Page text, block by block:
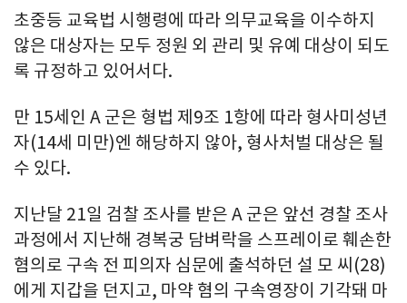
초중등 교육법 시행령에 따라 의무교육을 이수하지
않은 대상자는 모두 정원 외 관리 및 유예 대상이 되도
록 규정하고 있어서다.
만 15세인 A 군은 형법 제9조 1항에 따라 형사미성년
자(14세 미만)엔 해당하지 않아, 형사처벌 대상은 될
수 있다.
지난달 21일 검찰 조사를 받은 A 군은 앞선 경찰 조사
과정에서 지난해 경복궁 담벼락을 스프레이로 훼손한
혐의로 구속 전 피의자 심문에 출석하던 설 모 씨(28)
에게 지갑을 던지고, 마약 혐의 구속영장이 기각돼 마